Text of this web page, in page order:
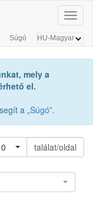
Súgó
mely a
el.
a „Súgó”.
találat/oldal